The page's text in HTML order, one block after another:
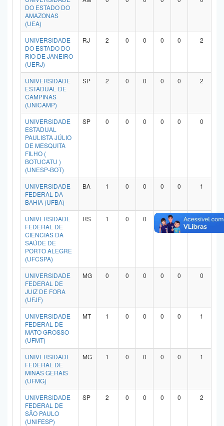
DO ESTADO DO
AMAZONAS
(UEA)
UNIVERSIDADE
DO ESTADO DO
RIO DE JANEIRO
(UERJ)
RJ 2 0 0 0 0 2
UNIVERSIDADE
ESTADUAL DE
CAMPINAS
(UNICAMP)
SP 2 0 0 0 0 2
UNIVERSIDADE
ESTADUAL
PAULISTA JÚLIO
DE MESQUITA
FILHO (
BOTUCATU )
(UNESP-BOT)
SP 0 0 0 0 0 0
UNIVERSIDADE
FEDERAL DA
BAHIA (UFBA)
BA 1 0 0 0 0 1
UNIVERSIDADE
FEDERAL DE
CIÊNCIAS DA
SAÚDE DE
PORTO ALEGRE
(UFCSPA)
RS 1 0 0 0 0 1
UNIVERSIDADE
FEDERAL DE
JUIZ DE FORA
(UFJF)
MG 0 0 0 0 0 0
UNIVERSIDADE
FEDERAL DE
MATO GROSSO
(UFMT)
MT 1 0 0 0 0 1
UNIVERSIDADE
FEDERAL DE
MINAS GERAIS
(UFMG)
MG 1 0 0 0 0 1
UNIVERSIDADE
FEDERAL DE
SÃO PAULO
(UNIFESP)
SP 2 0 0 0 0 2